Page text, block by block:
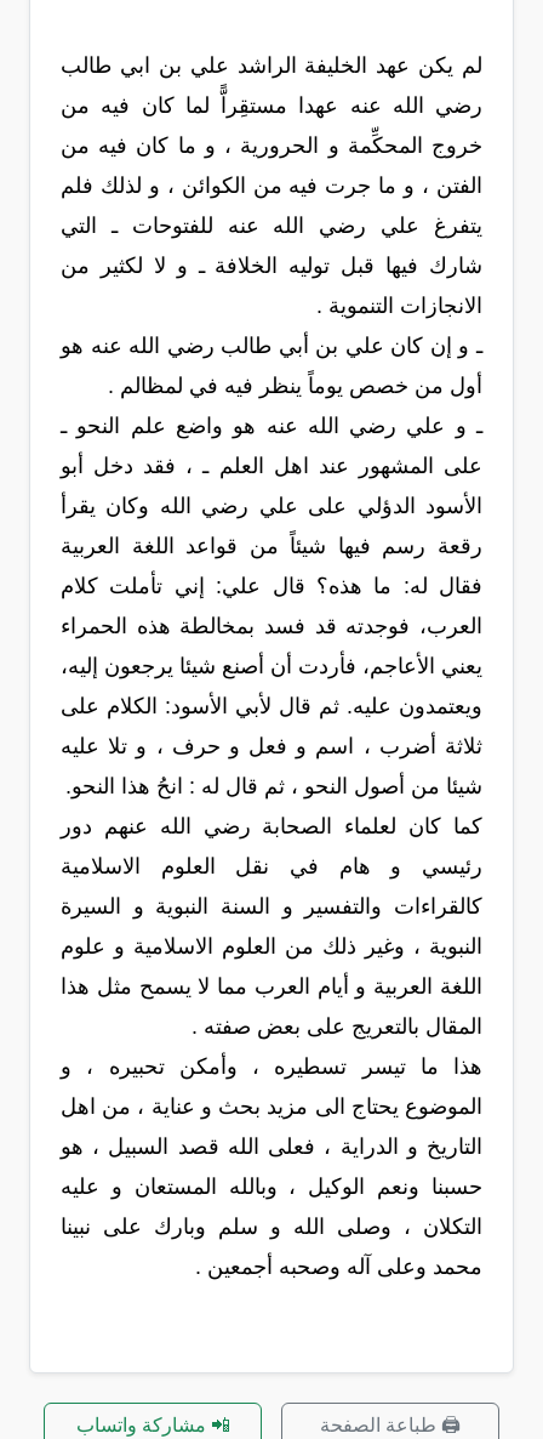
لم يكن عهد الخليفة الراشد علي بن ابي طالب
رضي الله عنه عهدا مستقِراًّ لما كان فيه من
خروج المحكِّمة و الحرورية ، و ما كان فيه من
الفتن ، و ما جرت فيه من الكوائن ، و لذلك فلم
يتفرغ علي رضي الله عنه للفتوحات ـ التي
شارك فيها قبل توليه الخلافة ـ و لا لكثير من
الانجازات التنموية .
ـ و إن كان علي بن أبي طالب رضي الله عنه هو
أول من خصص يوماً ينظر فيه في لمظالم .
ـ و علي رضي الله عنه هو واضع علم النحو ـ
على المشهور عند اهل العلم ـ ، فقد دخل أبو
الأسود الدؤلي على علي رضي الله وكان يقرأ
رقعة رسم فيها شيئاً من قواعد اللغة العربية
فقال له: ما هذه؟ قال علي: إني تأملت كلام
العرب، فوجدته قد فسد بمخالطة هذه الحمراء
يعني الأعاجم، فأردت أن أصنع شيئا يرجعون إليه،
ويعتمدون عليه. ثم قال لأبي الأسود: الكلام على
ثلاثة أضرب ، اسم و فعل و حرف ، و تلا عليه
شيئا من أصول النحو ، ثم قال له : انحُ هذا النحو.
كما كان لعلماء الصحابة رضي الله عنهم دور
رئيسي و هام في نقل العلوم الاسلامية
كالقراءات والتفسير و السنة النبوية و السيرة
النبوية ، وغير ذلك من العلوم الاسلامية و علوم
اللغة العربية و أيام العرب مما لا يسمح مثل هذا
المقال بالتعريج على بعض صفته .
هذا ما تيسر تسطيره ، وأمكن تحبيره ، و
الموضوع يحتاج الى مزيد بحث و عناية ، من اهل
التاريخ و الدراية ، فعلى الله قصد السبيل ، هو
حسبنا ونعم الوكيل ، وبالله المستعان و عليه
التكلان ، وصلى الله و سلم وبارك على نبينا
محمد وعلى آله وصحبه أجمعين .
🖨️ طباعة الصفحة 📲 مشاركة واتساب